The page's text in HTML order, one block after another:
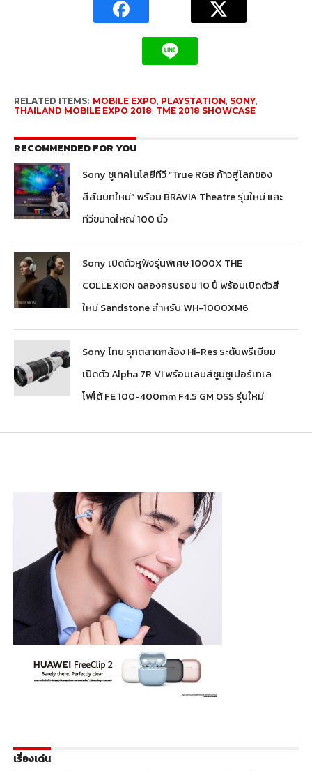
RELATED ITEMS: MOBILE EXPO PLAYSTATION SONY,
THAILAND MOBILE EXPO 2018 TME 2018 SHOWCASE
RECOMMENDED FOR YOU
Sony ชูเทคโนโลยีทีวี “True RGB ก้าวสู่โลกของ
สีสันบทใหม่” พร้อม BRAVIA Theatre รุ่นใหม่ และ
ทีวีขนาดใหญ่ 100 นิ้ว
Sony เปิดตัวหูฟังรุ่นพิเศษ 1000X THE
COLLEXION ฉลองครบรอบ 10 ปี พร้อมเปิดตัวสี
ใหม่ Sandstone สำหรับ WH-1000XM6
Sony ไทย รุกตลาดกล้อง Hi-Res ระดับพรีเมียม
เปิดตัว Alpha 7R VI พร้อมเลนส์ซูมซูเปอร์เทเล
โฟโต้ FE 100-400mm F4.5 GM OSS รุ่นใหม่
เรื่องเด่น